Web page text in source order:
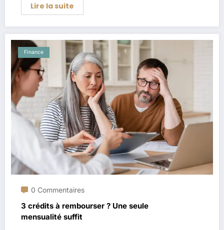
Lire la suite
Finance
0 Commentaires
3 crédits à rembourser ? Une seule
mensualité suffit